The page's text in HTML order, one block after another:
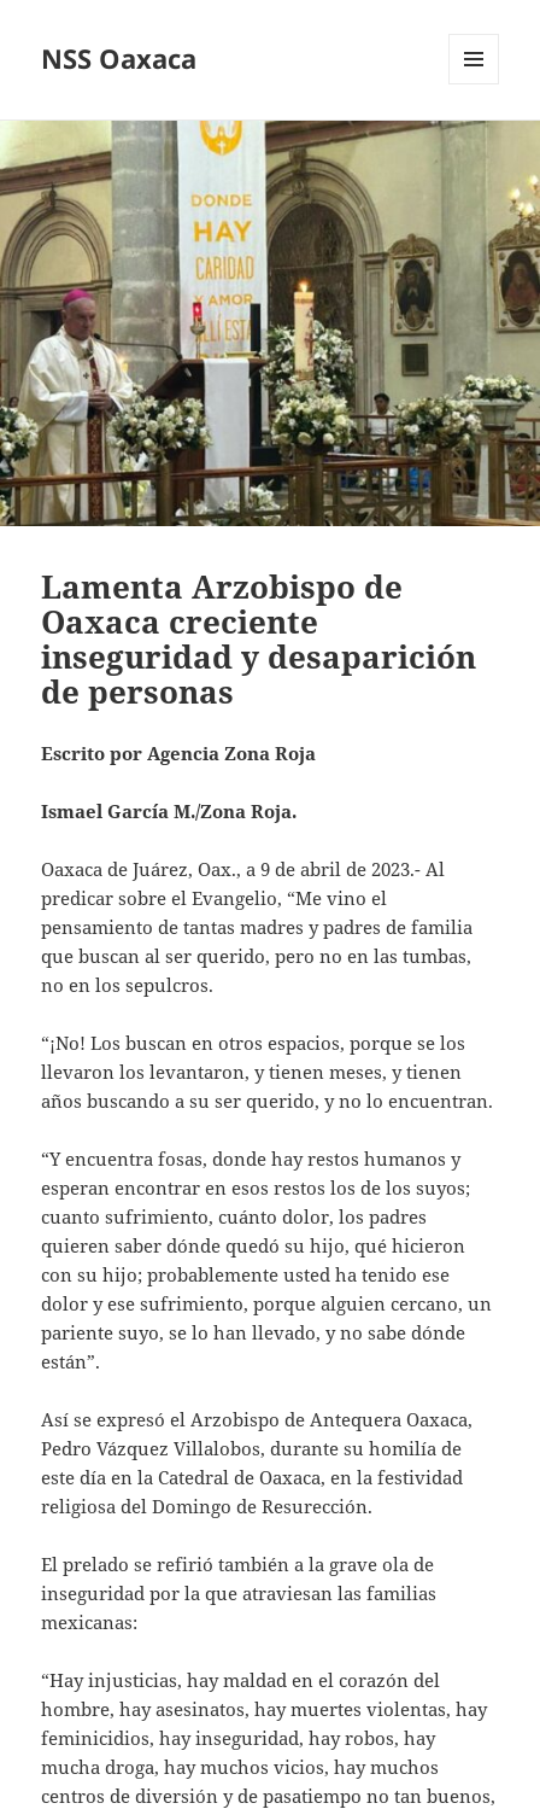
NSS Oaxaca
WIDGETS
Lamenta Arzobispo de
Oaxaca creciente
inseguridad y desaparición
de personas
Escrito por Agencia Zona Roja
Ismael García M./Zona Roja.
Oaxaca de Juárez, Oax., a 9 de abril de 2023.- Al
predicar sobre el Evangelio, “Me vino el
pensamiento de tantas madres y padres de familia
que buscan al ser querido, pero no en las tumbas,
no en los sepulcros.
“¡No! Los buscan en otros espacios, porque se los
llevaron los levantaron, y tienen meses, y tienen
años buscando a su ser querido, y no lo encuentran.
“Y encuentra fosas, donde hay restos humanos y
esperan encontrar en esos restos los de los suyos;
cuanto sufrimiento, cuánto dolor, los padres
quieren saber dónde quedó su hijo, qué hicieron
con su hijo; probablemente usted ha tenido ese
dolor y ese sufrimiento, porque alguien cercano, un
pariente suyo, se lo han llevado, y no sabe dónde
están”.
Así se expresó el Arzobispo de Antequera Oaxaca,
Pedro Vázquez Villalobos, durante su homilía de
este día en la Catedral de Oaxaca, en la festividad
religiosa del Domingo de Resurección.
El prelado se refirió también a la grave ola de
inseguridad por la que atraviesan las familias
mexicanas:
“Hay injusticias, hay maldad en el corazón del
hombre, hay asesinatos, hay muertes violentas, hay
feminicidios, hay inseguridad, hay robos, hay
mucha droga, hay muchos vicios, hay muchos
centros de diversión y de pasatiempo no tan buenos,